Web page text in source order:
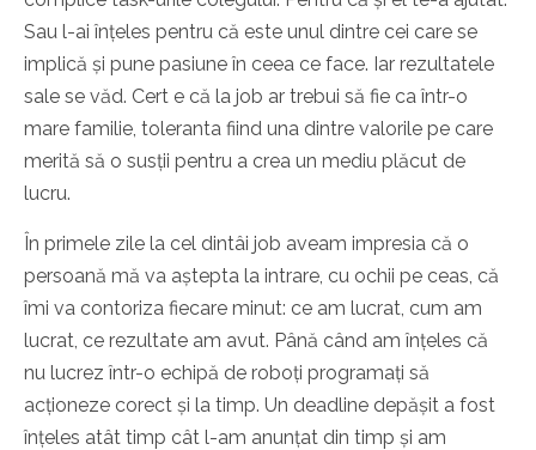
Sau l-ai înțeles pentru că este unul dintre cei care se
implică și pune pasiune în ceea ce face. Iar rezultatele
sale se văd. Cert e că la job ar trebui să fie ca într-o
mare familie, toleranta fiind una dintre valorile pe care
merită să o susții pentru a crea un mediu plăcut de
lucru.
În primele zile la cel dintâi job aveam impresia că o
persoană mă va aștepta la intrare, cu ochii pe ceas, că
îmi va contoriza fiecare minut: ce am lucrat, cum am
lucrat, ce rezultate am avut. Până când am înțeles că
nu lucrez într-o echipă de roboți programați să
acționeze corect și la timp. Un deadline depășit a fost
înțeles atât timp cât l-am anunțat din timp și am